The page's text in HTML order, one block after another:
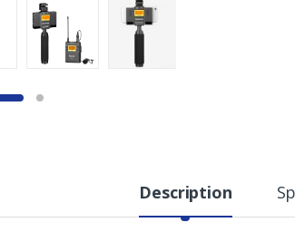
Description